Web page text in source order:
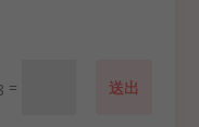
= 送出